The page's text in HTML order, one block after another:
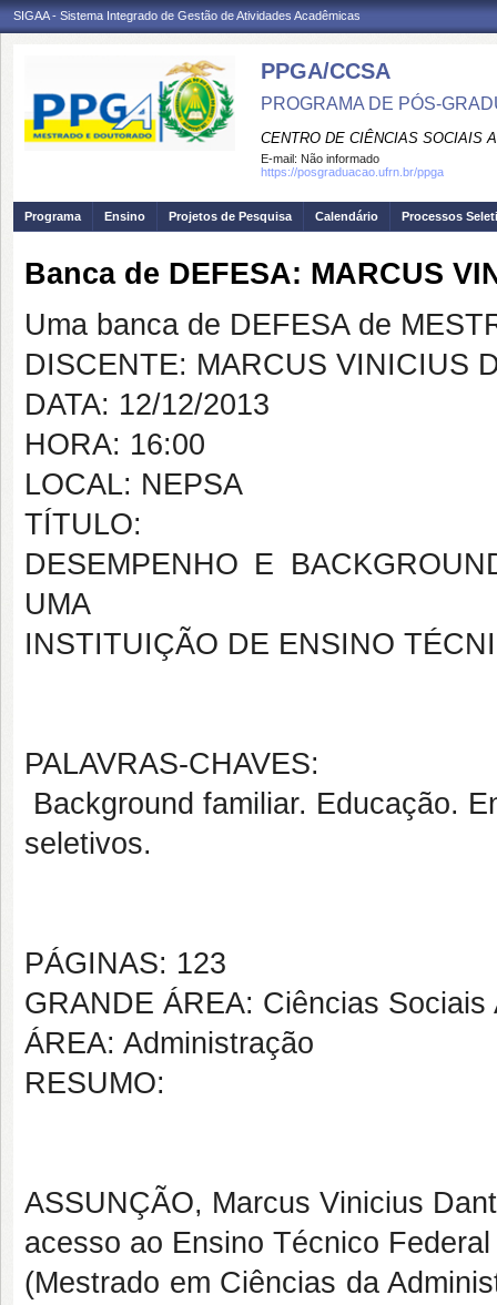
SIGAA - Sistema Integrado de Gestão de Atividades Acadêmicas
PPGA/CCSA
PROGRAMA DE PÓS-
CENTRO DE CIÊNCIAS SOCIAIS
E-mail: Não informado
https://posgraduacao.ufrn.br/ppga
Programa Ensino Projetos de Pesquisa Calendário Processos
Banca de DEFESA: MARCUS
Uma banca de DEFESA de
DISCENTE: MARCUS VINICIUS
DATA: 12/12/2013
HORA: 16:00
LOCAL: NEPSA
TÍTULO:
DESEMPENHO E
UMA
INSTITUIÇÃO DE ENSINO
PALAVRAS-CHAVES:
Background familiar. Educação.
seletivos.
PÁGINAS: 123
GRANDE ÁREA: Ciências Sociais
ÁREA: Administração
RESUMO:
ASSUNÇÃO, Marcus Vinicius
acesso ao Ensino Técnico
(Mestrado em Ciências da